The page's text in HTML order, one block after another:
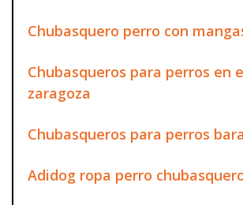
Chubasquero perro con
Chubasqueros para perros en
zaragoza
Chubasqueros para perros
Adidog ropa perro